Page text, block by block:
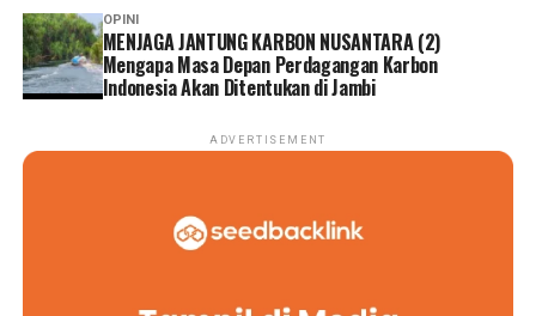
OPINI
MENJAGA JANTUNG KARBON NUSANTARA (2)
Mengapa Masa Depan Perdagangan Karbon
Indonesia Akan Ditentukan di Jambi
ADVERTISEMENT